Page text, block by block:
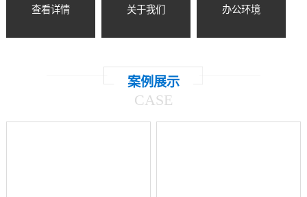
查看详情 关于我们 办公环境
案例展示
CASE